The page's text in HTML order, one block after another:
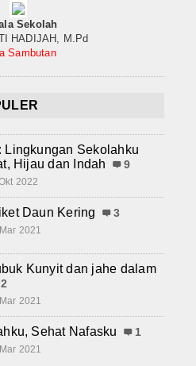
Sekolah
HADIJAH, M.Pd
Sambutan
Lingkungan Sekolahku
Hijau dan Indah
9
2022
Daun Kering 3
2021
Kunyit dan jahe dalam
2
2021
Sehat Nafasku 1
2021